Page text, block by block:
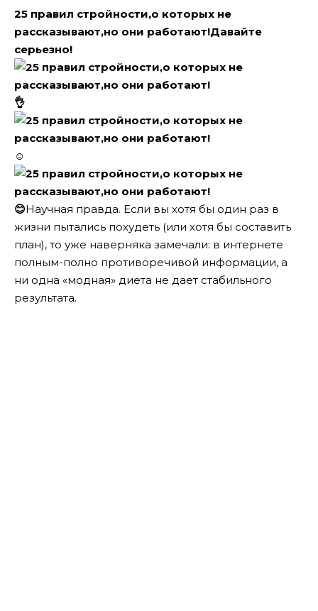
25 правил стройности,о которых не
рассказывают,но они работают!Давайте
серьезно!
👌
☺
😊Научная правда. Если вы хотя бы один раз в
жизни пытались похудеть (или хотя бы составить
план), то уже наверняка замечали: в интернете
полным-полно противоречивой информации, а
ни одна «модная» диета не дает стабильного
результата.